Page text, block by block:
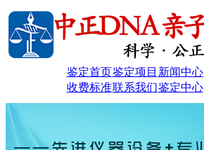
鉴定首页鉴定项目 新闻中心
收费标准联系我们鉴定中心